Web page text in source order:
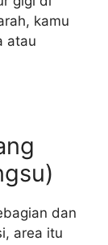
kamu
atau
dan
area itu